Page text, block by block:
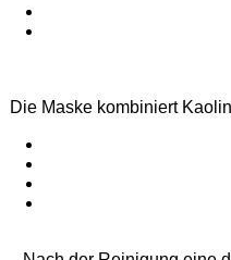
Die Maske kombiniert